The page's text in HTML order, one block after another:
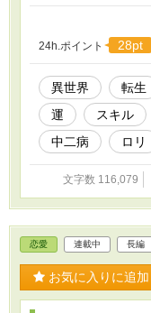
24h.ポイント 28pt
異世界 転生
運
スキル
中二病
ロリ
文字数 116,079
恋愛 連載中 長編
お気に入りに追加